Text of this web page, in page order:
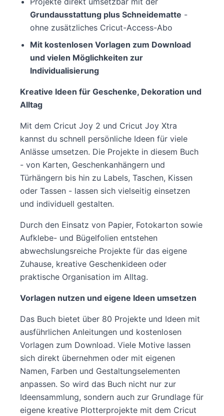
Grundausstattung plus Schneidematte -
ohne zusätzliches Cricut-Access-Abo
Mit kostenlosen Vorlagen zum Download
und vielen Möglichkeiten zur
Individualisierung
Kreative Ideen für Geschenke, Dekoration und
Alltag
Mit dem Cricut Joy 2 und Cricut Joy Xtra
kannst du schnell persönliche Ideen für viele
Anlässe umsetzen. Die Projekte in diesem Buch
- von Karten, Geschenkanhängern und
Türhängern bis hin zu Labels, Taschen, Kissen
oder Tassen - lassen sich vielseitig einsetzen
und individuell gestalten.
Durch den Einsatz von Papier, Fotokarton sowie
Aufklebe- und Bügelfolien entstehen
abwechslungsreiche Projekte für das eigene
Zuhause, kreative Geschenkideen oder
praktische Organisation im Alltag.
Vorlagen nutzen und eigene Ideen umsetzen
Das Buch bietet über 80 Projekte und Ideen mit
ausführlichen Anleitungen und kostenlosen
Vorlagen zum Download. Viele Motive lassen
sich direkt übernehmen oder mit eigenen
Namen, Farben und Gestaltungselementen
anpassen. So wird das Buch nicht nur zur
Ideensammlung, sondern auch zur Grundlage für
eigene kreative Plotterprojekte mit dem Cricut